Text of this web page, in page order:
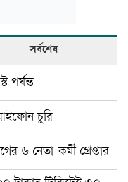
সর্বশেষ
পর্যন্ত
চুরি
৬ নেতা-কর্মী গ্রেপ্তার